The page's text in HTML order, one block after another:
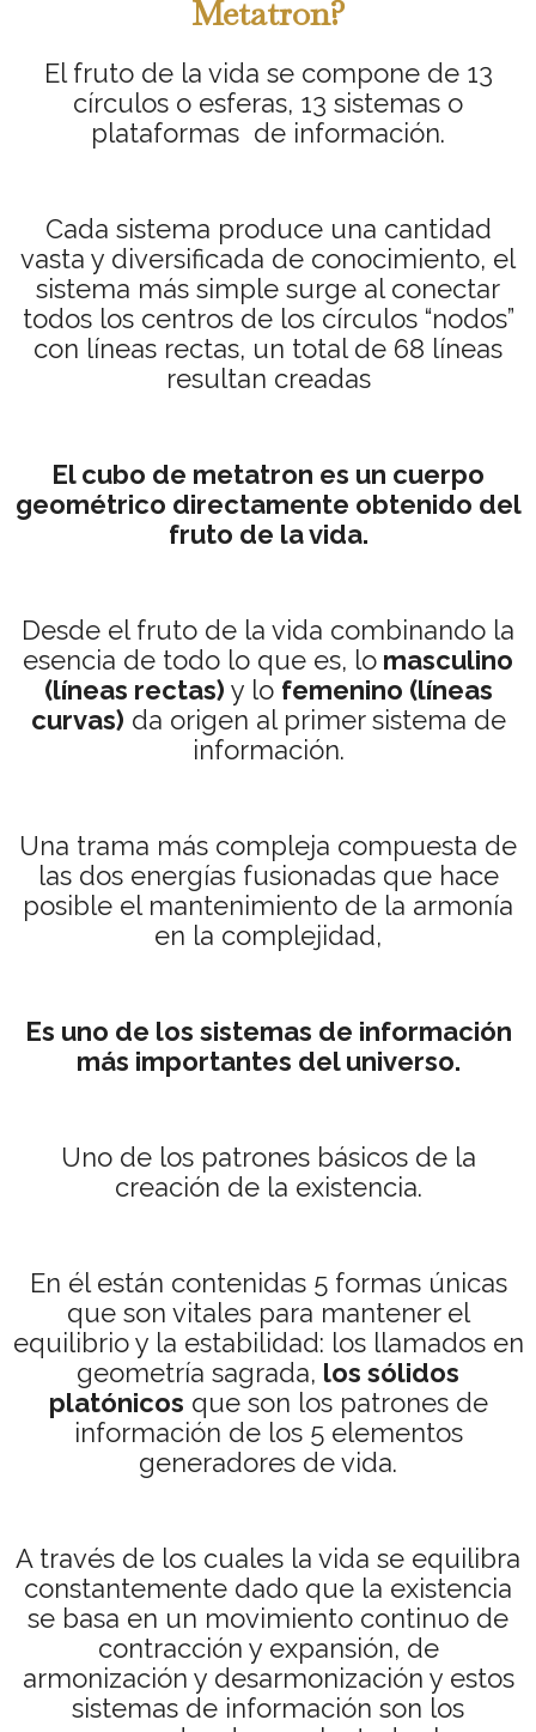
Metatron?
El fruto de la vida se compone de 13
círculos o esferas, 13 sistemas o
plataformas de información.
Cada sistema produce una cantidad
vasta y diversificada de conocimiento, el
sistema más simple surge al conectar
todos los centros de los círculos “nodos”
con líneas rectas, un total de 68 líneas
resultan creadas
El cubo de metatron es un cuerpo
geométrico directamente obtenido del
fruto de la vida.
Desde el fruto de la vida combinando la
esencia de todo lo que es, lo masculino
(líneas rectas) y lo femenino (líneas
curvas) da origen al primer sistema de
información.
Una trama más compleja compuesta de
las dos energías fusionadas que hace
posible el mantenimiento de la armonía
en la complejidad,
Es uno de los sistemas de información
más importantes del universo.
Uno de los patrones básicos de la
creación de la existencia.
En él están contenidas 5 formas únicas
que son vitales para mantener el
equilibrio y la estabilidad: los llamados en
geometría sagrada, los sólidos
platónicos que son los patrones de
información de los 5 elementos
generadores de vida.
A través de los cuales la vida se equilibra
constantemente dado que la existencia
se basa en un movimiento continuo de
contracción y expansión, de
armonización y desarmonización y estos
sistemas de información son los